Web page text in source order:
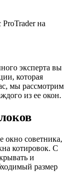
на
эксперта вы
которая
мы рассмотрим
из ее окон.
окно советника,
котировок. С
и
размер